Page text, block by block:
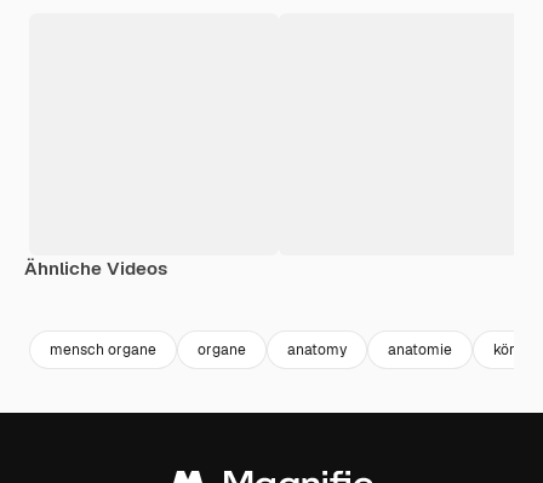
Ähnliche Videos
mensch organe organe anatomy anatomie körper